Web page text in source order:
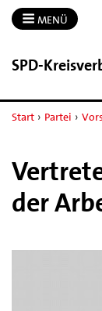
MENÜ
SPD-​
Start › Partei ›
der